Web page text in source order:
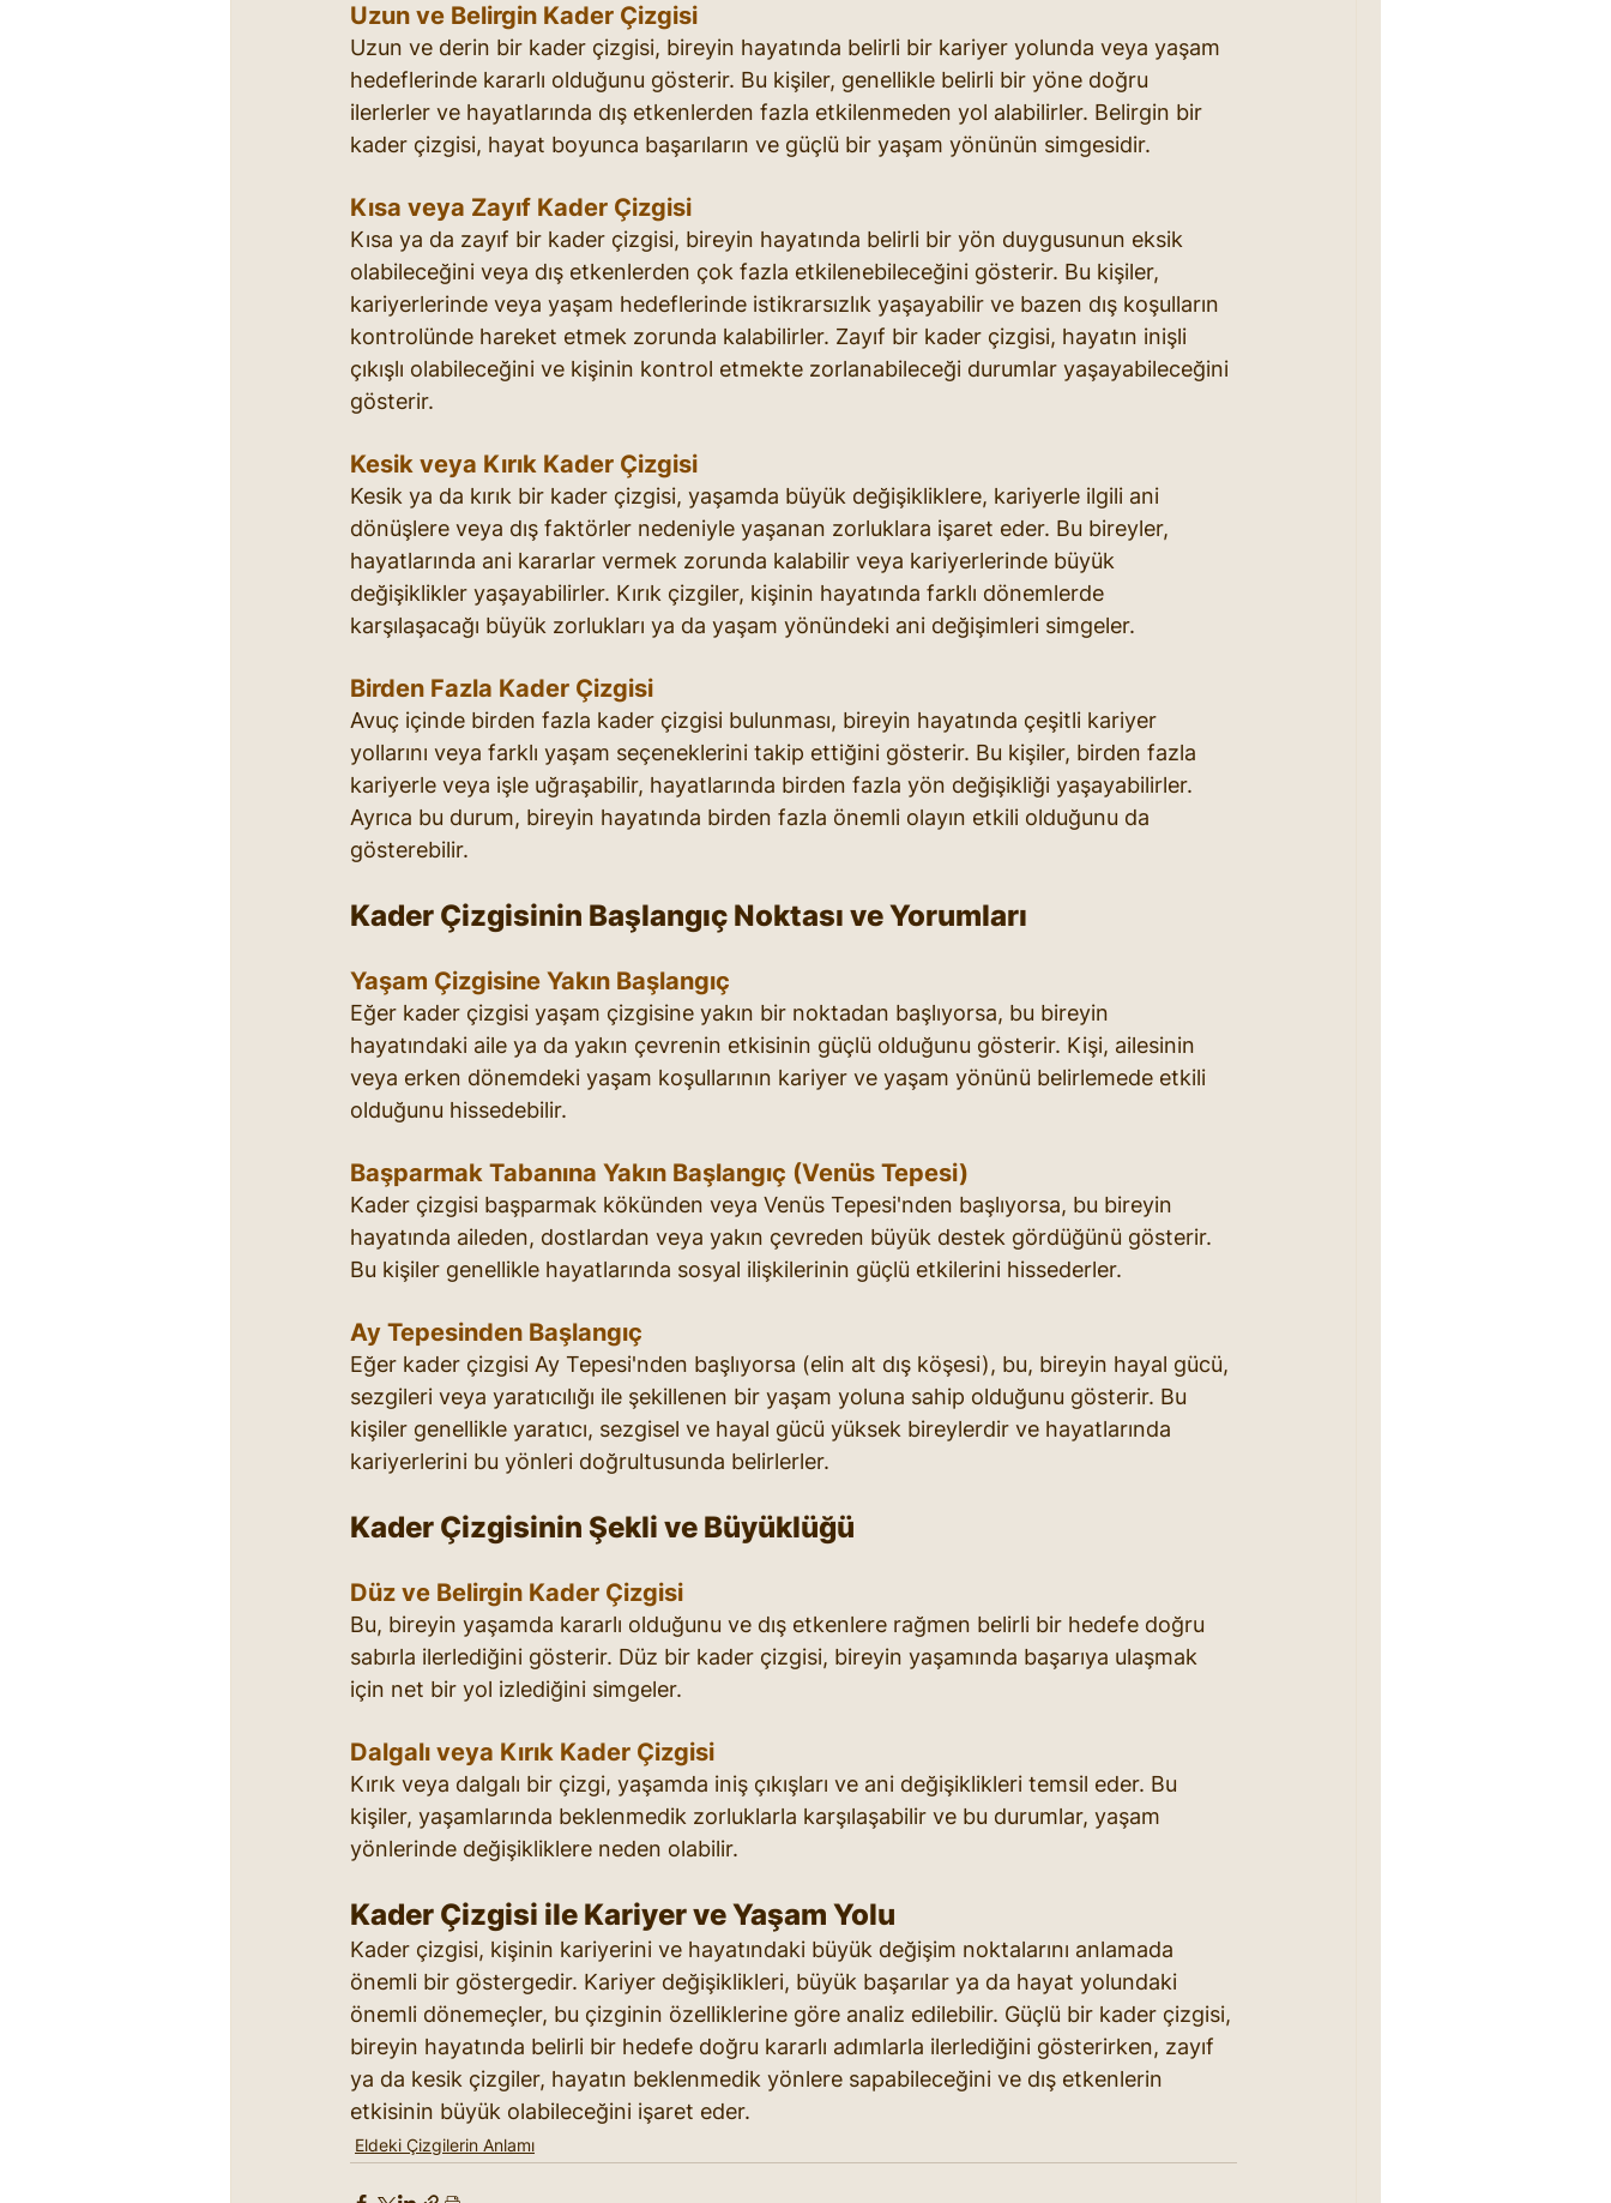
Uzun ve Belirgin Kader Çizgisi
Uzun ve derin bir kader çizgisi, bireyin hayatında belirli bir kariyer yolunda veya yaşam
hedeflerinde kararlı olduğunu gösterir. Bu kişiler, genellikle belirli bir yöne doğru
ilerlerler ve hayatlarında dış etkenlerden fazla etkilenmeden yol alabilirler. Belirgin bir
kader çizgisi, hayat boyunca başarıların ve güçlü bir yaşam yönünün simgesidir.
Kısa veya Zayıf Kader Çizgisi
Kısa ya da zayıf bir kader çizgisi, bireyin hayatında belirli bir yön duygusunun eksik
olabileceğini veya dış etkenlerden çok fazla etkilenebileceğini gösterir. Bu kişiler,
kariyerlerinde veya yaşam hedeflerinde istikrarsızlık yaşayabilir ve bazen dış koşulların
kontrolünde hareket etmek zorunda kalabilirler. Zayıf bir kader çizgisi, hayatın inişli
çıkışlı olabileceğini ve kişinin kontrol etmekte zorlanabileceği durumlar yaşayabileceğini
gösterir.
Kesik veya Kırık Kader Çizgisi
Kesik ya da kırık bir kader çizgisi, yaşamda büyük değişikliklere, kariyerle ilgili ani
dönüşlere veya dış faktörler nedeniyle yaşanan zorluklara işaret eder. Bu bireyler,
hayatlarında ani kararlar vermek zorunda kalabilir veya kariyerlerinde büyük
değişiklikler yaşayabilirler. Kırık çizgiler, kişinin hayatında farklı dönemlerde
karşılaşacağı büyük zorlukları ya da yaşam yönündeki ani değişimleri simgeler.
Birden Fazla Kader Çizgisi
Avuç içinde birden fazla kader çizgisi bulunması, bireyin hayatında çeşitli kariyer
yollarını veya farklı yaşam seçeneklerini takip ettiğini gösterir. Bu kişiler, birden fazla
kariyerle veya işle uğraşabilir, hayatlarında birden fazla yön değişikliği yaşayabilirler.
Ayrıca bu durum, bireyin hayatında birden fazla önemli olayın etkili olduğunu da
gösterebilir.
Kader Çizgisinin Başlangıç Noktası ve Yorumları
Yaşam Çizgisine Yakın Başlangıç
Eğer kader çizgisi yaşam çizgisine yakın bir noktadan başlıyorsa, bu bireyin
hayatındaki aile ya da yakın çevrenin etkisinin güçlü olduğunu gösterir. Kişi, ailesinin
veya erken dönemdeki yaşam koşullarının kariyer ve yaşam yönünü belirlemede etkili
olduğunu hissedebilir.
Başparmak Tabanına Yakın Başlangıç (Venüs Tepesi)
Kader çizgisi başparmak kökünden veya Venüs Tepesi'nden başlıyorsa, bu bireyin
hayatında aileden, dostlardan veya yakın çevreden büyük destek gördüğünü gösterir.
Bu kişiler genellikle hayatlarında sosyal ilişkilerinin güçlü etkilerini hissederler.
Ay Tepesinden Başlangıç
Eğer kader çizgisi Ay Tepesi'nden başlıyorsa (elin alt dış köşesi), bu, bireyin hayal gücü,
sezgileri veya yaratıcılığı ile şekillenen bir yaşam yoluna sahip olduğunu gösterir. Bu
kişiler genellikle yaratıcı, sezgisel ve hayal gücü yüksek bireylerdir ve hayatlarında
kariyerlerini bu yönleri doğrultusunda belirlerler.
Kader Çizgisinin Şekli ve Büyüklüğü
Düz ve Belirgin Kader Çizgisi
Bu, bireyin yaşamda kararlı olduğunu ve dış etkenlere rağmen belirli bir hedefe doğru
sabırla ilerlediğini gösterir. Düz bir kader çizgisi, bireyin yaşamında başarıya ulaşmak
için net bir yol izlediğini simgeler.
Dalgalı veya Kırık Kader Çizgisi
Kırık veya dalgalı bir çizgi, yaşamda iniş çıkışları ve ani değişiklikleri temsil eder. Bu
kişiler, yaşamlarında beklenmedik zorluklarla karşılaşabilir ve bu durumlar, yaşam
yönlerinde değişikliklere neden olabilir.
Kader Çizgisi ile Kariyer ve Yaşam Yolu
Kader çizgisi, kişinin kariyerini ve hayatındaki büyük değişim noktalarını anlamada
önemli bir göstergedir. Kariyer değişiklikleri, büyük başarılar ya da hayat yolundaki
önemli dönemeçler, bu çizginin özelliklerine göre analiz edilebilir. Güçlü bir kader çizgisi,
bireyin hayatında belirli bir hedefe doğru kararlı adımlarla ilerlediğini gösterirken, zayıf
ya da kesik çizgiler, hayatın beklenmedik yönlere sapabileceğini ve dış etkenlerin
etkisinin büyük olabileceğini işaret eder.
Eldeki Çizgilerin Anlamı